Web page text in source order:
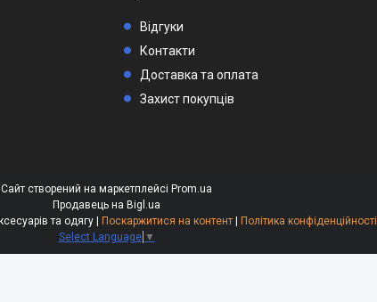
Відгуки
Контакти
Доставка та оплата
Захист покупців
Сайт створений на маркетплейсі Prom.ua
Продавець на Bigl.ua
"ModaShop" - інтернет-магазин аксесуарів та одягу | Поскаржитися на контент | Політика конфіденційності
Select Language ▼